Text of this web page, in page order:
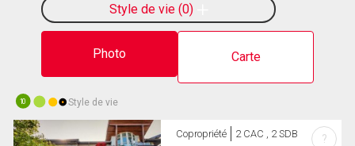
Photo Carte
Style de vie 0
10 Style de vie
Copropriété 2 CAC , 2 SDB ?